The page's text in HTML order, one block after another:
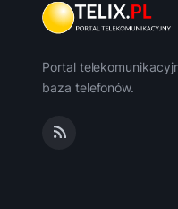
Portal
baza telefonów.